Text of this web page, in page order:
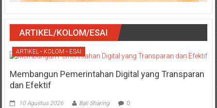
ARTIKEL/KOLOM/ESAI
ARTIKEL • KOLOM • ESAI
Membangun Pemerintahan Digital yang Transparan
dan Efektif
10 Agustus 2026 Bali Sharing 0